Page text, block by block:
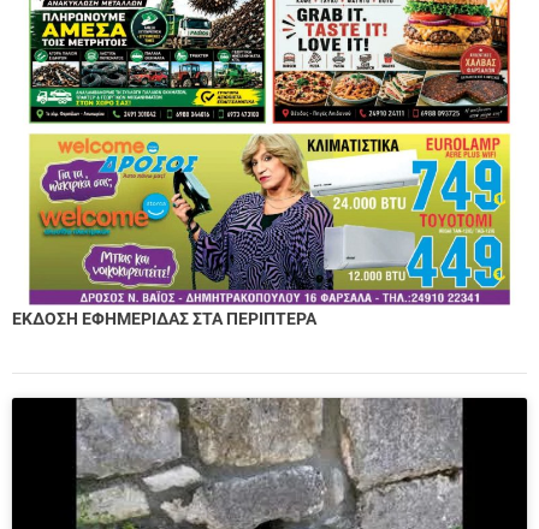
ΕΚΔΟΣΗ ΕΦΗΜΕΡΙΔΑΣ ΣΤΑ ΠΕΡΙΠΤΕΡΑ